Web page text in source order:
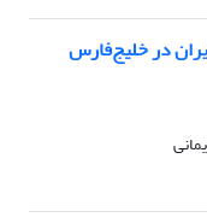
در خلیج‌فارس